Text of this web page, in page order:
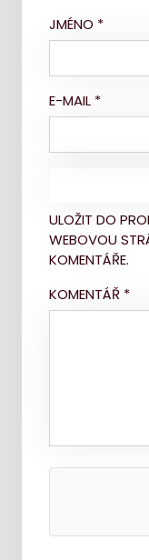
JMÉNO *
E-MAIL *
ULOŽIT DO
WEBOVOU
KOMENTÁŘE.
KOMENTÁŘ *